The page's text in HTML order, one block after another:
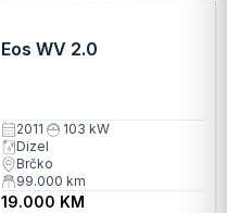
Eos WV 2.0
2011
103 kW
Dizel
Brčko
99.000 km
19.000 KM